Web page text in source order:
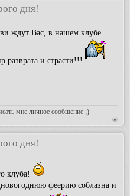
дня!
ждут Вас, в нашем клубе
и страсти!!!
мне личное сообщение ;)
дня!
клуба!
феерию соблазна и